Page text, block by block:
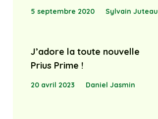
5 septembre 2020 Sylvain Juteau
J’adore la toute nouvelle
Prius Prime !
20 avril 2023 Daniel Jasmin